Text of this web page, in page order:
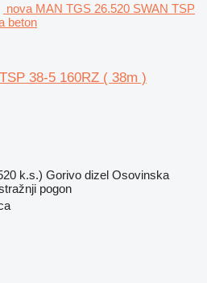
nova MAN TGS 26.520 SWAN TSP
beton
38-5 160RZ ( 38m )
k.s.) Gorivo dizel Osovinska
pogon